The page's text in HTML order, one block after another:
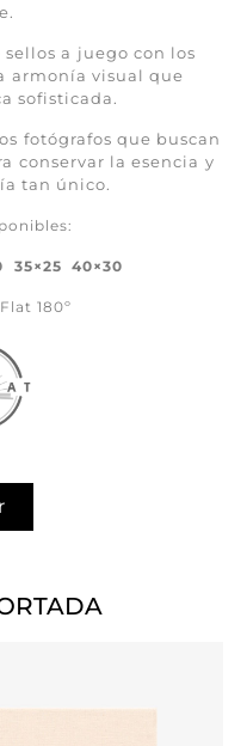
a juego con los
armonía visual que
sofisticada.
fotógrafos que buscan
conservar la esencia y
tan único.
35×25 40×30
180º